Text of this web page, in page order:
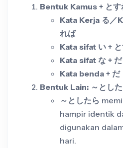
Bentuk Kamus + とす
Kata Kerja る／
れば
Kata sifat い +
Kata sifat な +
Kata benda + だ
Bentuk Lain: ～とし
～としたら
hampir identik
digunakan
hari.